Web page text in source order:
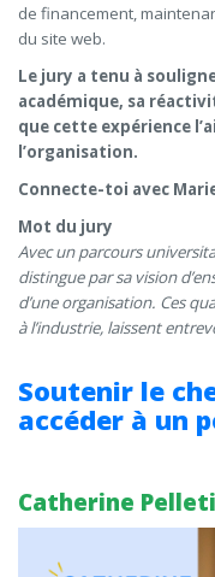
de financement,
du site web.
Le jury a tenu à
académique, sa
que cette expérience
l’organisation.
Connecte-toi avec
Mot du jury
Avec un parcours
distingue par sa vision
d’une organisation. Ces
à l’industrie, laissent
Soutenir le
accéder à un
Catherine